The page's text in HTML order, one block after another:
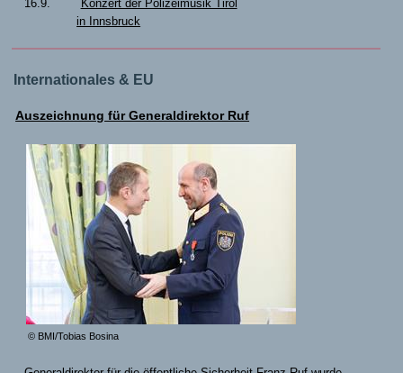
16.9.
Konzert der Polizeimusik Tirol
in Innsbruck
Internationales & EU
Auszeichnung für Generaldirektor Ruf
© BMI/Tobias Bosina